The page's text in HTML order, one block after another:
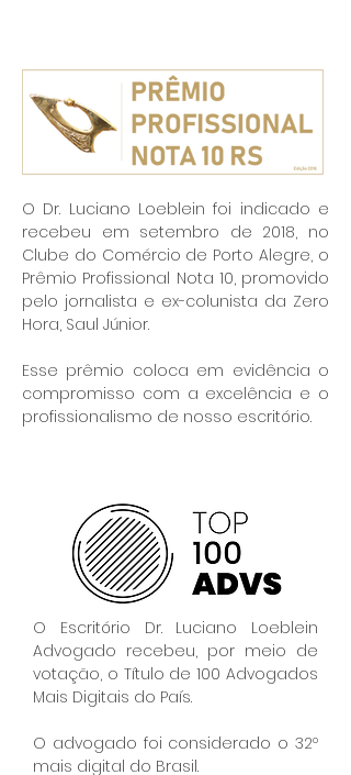
O Dr. Luciano Loeblein foi indicado e
recebeu em setembro de 2018, no
Clube do Comércio de Porto Alegre, o
Prêmio Profissional Nota 10, promovido
pelo jornalista e ex-colunista da Zero
Hora, Saul Júnior.
Esse prêmio coloca em evidência o
compromisso com a excelência e o
profissionalismo de nosso escritório.
O Escritório Dr. Luciano Loeblein
Advogado recebeu, por meio de
votação, o Título de 100 Advogados
Mais Digitais do País.
O advogado foi considerado o 32º
mais digital do Brasil.